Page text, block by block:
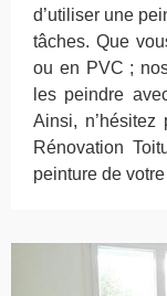
d’utiliser une
tâches. Que
ou en PVC ;
les peindre
Ainsi,
Rénovation
peinture de